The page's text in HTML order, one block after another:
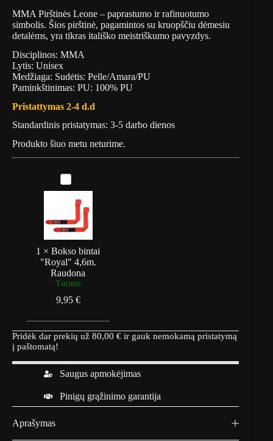
MMA Pirštinės Leone – paprastumo ir rafinuotumo
simbolis. Šios pirštinė, pagamintos su kruopščiu dėmesiu
detalėms, yra tikras itališko meistriškumo pavyzdys.
Disciplinos: MMA
Lytis: Unisex
Medžiaga: Sudėtis: Pelle/Amara/PU
Paminkštinimas: PU: 100% PU
Pristattymas 2-4 d.d
Standardinis pristatymas: 3-5 darbo dienos
Produkto šiuo metu neturime.
B
o
b
i
n
t
a
i
R
y
a
4
,
m
.
1 ×Bokso bintai
"Royal" 4,6m.
Raudona
Turime
9,95 €
Pridėk dar prekių už 80,00 € ir gauk nemokamą pristatymą
į paštomatą!
Saugus apmokėjimas
Pinigų grąžinimo garantija
Aprašymas